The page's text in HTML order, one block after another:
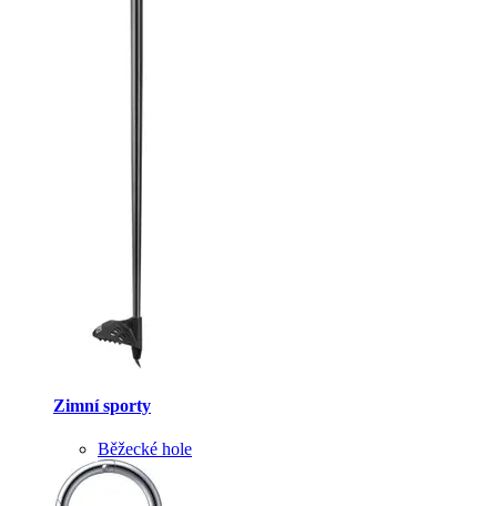
Zimní sporty
Běžecké hole